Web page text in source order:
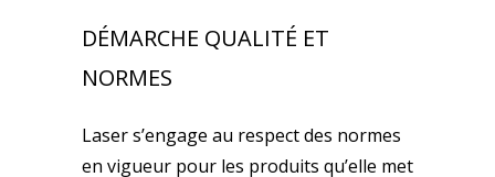
DÉMARCHE QUALITÉ ET
NORMES
Laser s’engage au respect des normes
en vigueur pour les produits qu’elle met